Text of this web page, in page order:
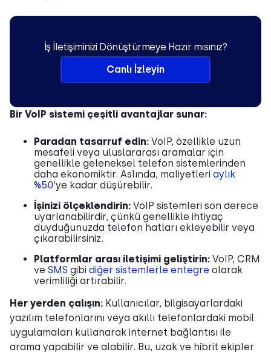
İş İletişiminizi Dönüştürmeye Hazır mısınız?
Canlı İzleyin
Bir VoIP sistemi çeşitli avantajlar sunar:
Paradan tasarruf edin: VoIP, özellikle uzun
mesafeli veya uluslararası aramalar için
genellikle geleneksel telefon sistemlerinden
daha ekonomiktir. Aslında, maliyetleri aylık
%50‘ye kadar düşürebilir.
İşinizi ölçeklendirin: VoIP sistemleri son derece
uyarlanabilirdir, çünkü genellikle ihtiyaç
duyduğunuzda telefon hatları ekleyebilir veya
çıkarabilirsiniz.
Platformlar arası iletişimi geliştirin: VoIP, CRM
ve SMS gibi diğer sistemlerle entegre olarak
verimliliği artırabilir.
Her yerden çalışın: Kullanıcılar, bilgisayarlardaki
yazılım telefonlarını veya akıllı telefonlardaki mobil
uygulamaları kullanarak internet bağlantısı ile
arama yapabilir ve alabilir. Bu, uzak ve hibrit ekipler